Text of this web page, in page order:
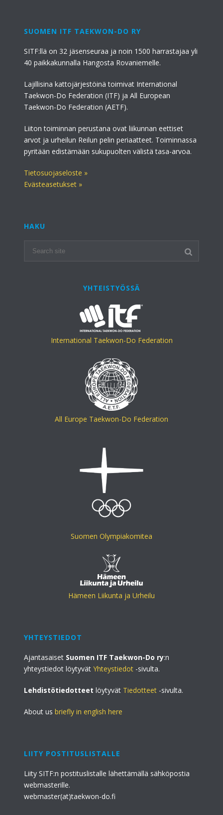
SUOMEN ITF TAEKWON-DO RY
SITF:llä on 32 jäsenseuraa ja noin 1500 harrastajaa yli
40 paikkakunnalla Hangosta Rovaniemelle.
Lajillisina kattojärjestöinä toimivat International
Taekwon-Do Federation (ITF) ja All European
Taekwon-Do Federation (AETF).
Liiton toiminnan perustana ovat liikunnan eettiset
arvot ja urheilun Reilun pelin periaatteet. Toiminnassa
pyritään edistämään sukupuolten välistä tasa-arvoa.
Tietosuojaseloste »
Evästeasetukset »
HAKU
YHTEISTYÖSSÄ
International Taekwon-Do Federation
All Europe Taekwon-Do Federation
Suomen Olympiakomitea
Hämeen Liikunta ja Urheilu
YHTEYSTIEDOT
Ajantasaiset Suomen ITF Taekwon-Do ry:n
yhteystiedot löytyvätYhteystiedot -sivulta.
Lehdistötiedotteet löytyvät Tiedotteet -sivulta.
About usbriefly in english here
LIITY POSTITUSLISTALLE
Liity SITF:n postituslistalle lähettämällä sähköpostia
webmasterille.
webmaster(at)taekwon-do.fi